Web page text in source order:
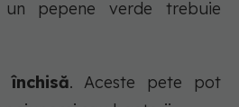
pepene verde trebuie
. Aceste pete pot